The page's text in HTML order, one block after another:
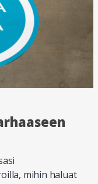
mihin haluat